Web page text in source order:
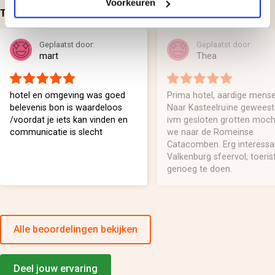
Voorkeuren
Top-beoordelingen
Geplaatst door:
mart
hotel en omgeving was goed
belevenis bon is waardeloos
/voordat je iets kan vinden en
communicatie is slecht
Geplaatst door:
Thea
Prima hotel, aardige
Naar Kasteelruïne
ivm gesloten grotten
we naar de Romeinse
Catacomben. Erg
Valkenburg sfeervol,
genoeg te doen.
Alle beoordelingen bekijken
Deel jouw ervaring